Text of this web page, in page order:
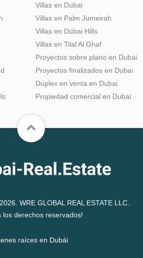
Villas en Dubai
Villas en Palm Jumeirah
Villas en Dubai Hills
Villas en Tilal Al Ghaf
Proyectos sobre plano en Dubai
Proyectos finalizados en Dubai
Dúplex en venta en Dubai
Propiedad comercial en Dubai
WRE GLOBAL REAL ESTATE LLC.
los derechos reservados!
raíces en Dubái